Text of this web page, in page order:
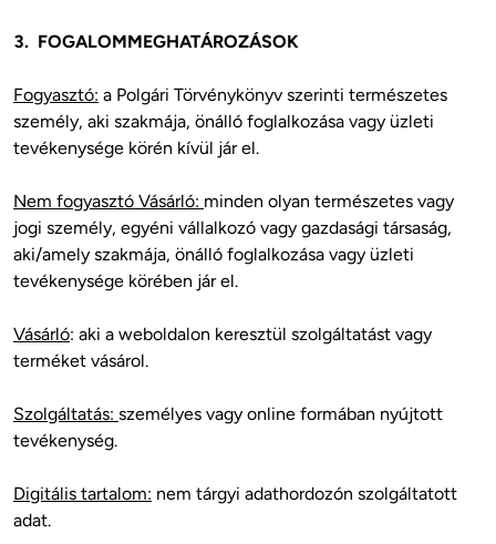
3.  FOGALOMMEGHATÁROZÁSOK
Fogyasztó: a Polgári Törvénykönyv szerinti természetes
személy, aki szakmája, önálló foglalkozása vagy üzleti
tevékenysége körén kívül jár el.
Nem fogyasztó Vásárló: minden olyan természetes vagy
jogi személy, egyéni vállalkozó vagy gazdasági társaság,
aki/amely szakmája, önálló foglalkozása vagy üzleti
tevékenysége körében jár el.
Vásárló: aki a weboldalon keresztül szolgáltatást vagy
terméket vásárol.
Szolgáltatás: személyes vagy online formában nyújtott
tevékenység.
Digitális tartalom: nem tárgyi adathordozón szolgáltatott
adat.